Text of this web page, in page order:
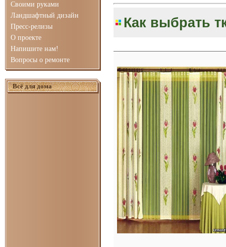
Своими руками
Ландшафтный дизайн
Пресс-релизы
О проекте
Напишите нам!
Вопросы о ремонте
Всё для дома
Как выбрать